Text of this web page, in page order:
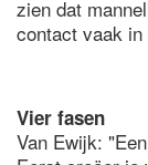
zien dat
contact vaak
Vier fasen
Van Ewijk: